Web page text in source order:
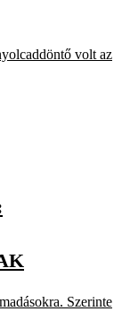
volt az
Szerinte